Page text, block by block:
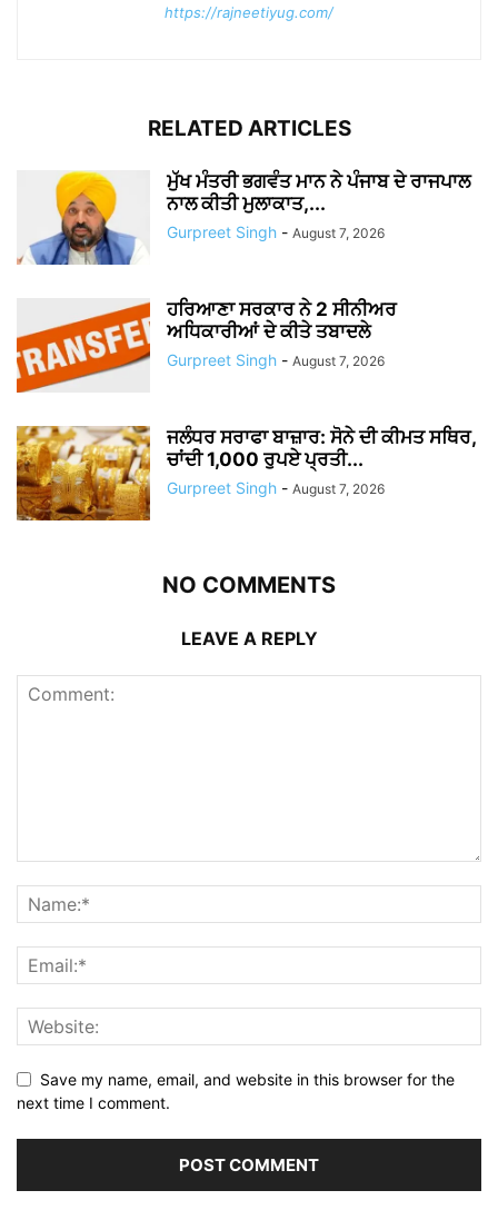
https://rajneetiyug.com/
RELATED ARTICLES
ਮੁੱਖ ਮੰਤਰੀ ਭਗਵੰਤ ਮਾਨ ਨੇ ਪੰਜਾਬ ਦੇ ਰਾਜਪਾਲ
ਨਾਲ ਕੀਤੀ ਮੁਲਾਕਾਤ,...
Gurpreet Singh - August 7, 2026
ਹਰਿਆਣਾ ਸਰਕਾਰ ਨੇ 2 ਸੀਨੀਅਰ
ਅਧਿਕਾਰੀਆਂ ਦੇ ਕੀਤੇ ਤਬਾਦਲੇ
Gurpreet Singh - August 7, 2026
ਜਲੰਧਰ ਸਰਾਫਾ ਬਾਜ਼ਾਰ: ਸੋਨੇ ਦੀ ਕੀਮਤ ਸਥਿਰ,
ਚਾਂਦੀ 1,000 ਰੁਪਏ ਪ੍ਰਤੀ...
Gurpreet Singh - August 7, 2026
NO COMMENTS
LEAVE A REPLY
Save my name, email, and website in this browser for the
next time I comment.